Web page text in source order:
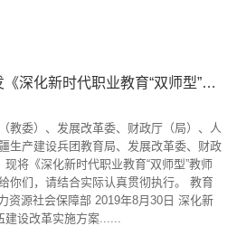
教育部等四部门关于印发《深化新时代职业教育“双师型”教师队伍建设改革实施方案》的通知
教委）、发展改革委、财政厅（局）、人
生产建设兵团教育局、发展改革委、财政
《深化新时代职业教育“双师型”教师
你们，请结合实际认真贯彻执行。 教育
资源社会保障部 2019年8月30日 深化新
建设改革实施方案......